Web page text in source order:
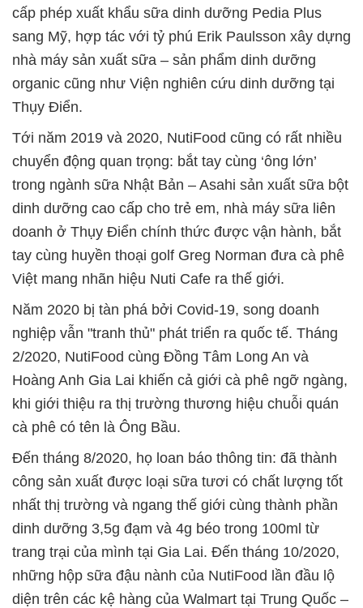
cấp phép xuất khẩu sữa dinh dưỡng Pedia Plus
sang Mỹ, hợp tác với tỷ phú Erik Paulsson xây dựng
nhà máy sản xuất sữa – sản phẩm dinh dưỡng
organic cũng như Viện nghiên cứu dinh dưỡng tại
Thụy Điển.
Tới năm 2019 và 2020, NutiFood cũng có rất nhiều
chuyển động quan trọng: bắt tay cùng ‘ông lớn’
trong ngành sữa Nhật Bản – Asahi sản xuất sữa bột
dinh dưỡng cao cấp cho trẻ em, nhà máy sữa liên
doanh ở Thụy Điển chính thức được vận hành, bắt
tay cùng huyền thoại golf Greg Norman đưa cà phê
Việt mang nhãn hiệu Nuti Cafe ra thế giới.
Năm 2020 bị tàn phá bởi Covid-19, song doanh
nghiệp vẫn "tranh thủ" phát triển ra quốc tế. Tháng
2/2020, NutiFood cùng Đồng Tâm Long An và
Hoàng Anh Gia Lai khiến cả giới cà phê ngỡ ngàng,
khi giới thiệu ra thị trường thương hiệu chuỗi quán
cà phê có tên là Ông Bầu.
Đến tháng 8/2020, họ loan báo thông tin: đã thành
công sản xuất được loại sữa tươi có chất lượng tốt
nhất thị trường và ngang thế giới cùng thành phần
dinh dưỡng 3,5g đạm và 4g béo trong 100ml từ
trang trại của mình tại Gia Lai. Đến tháng 10/2020,
những hộp sữa đậu nành của NutiFood lần đầu lộ
diện trên các kệ hàng của Walmart tại Trung Quốc –